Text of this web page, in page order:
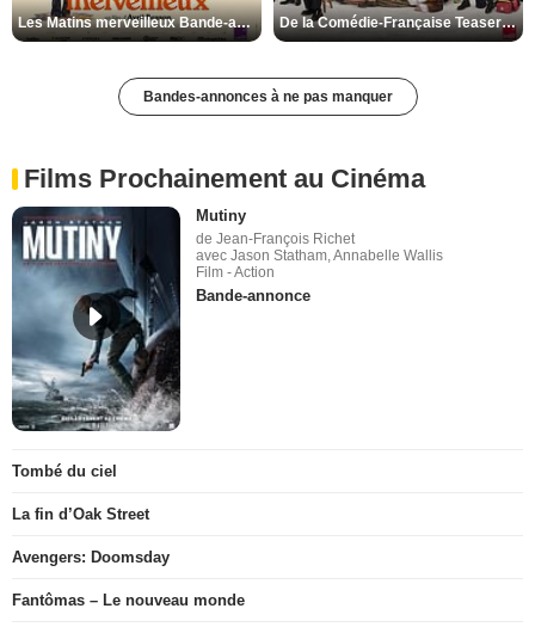
Les Matins merveilleux Bande-annonce VF De la Comédie-Française Teaser VF
Bandes-annonces à ne pas manquer
Films Prochainement au Cinéma
Mutiny
de Jean-François Richet
avec Jason Statham, Annabelle Wallis
Film - Action
Bande-annonce
Tombé du ciel
La fin d’Oak Street
Avengers: Doomsday
Fantômas – Le nouveau monde